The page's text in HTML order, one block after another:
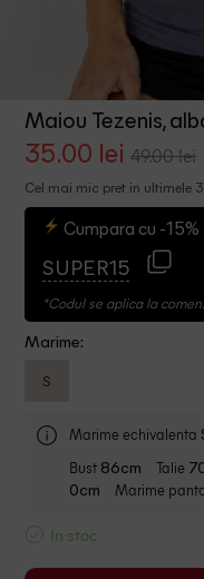
Maiou Tezenis,
35.00 lei 49.00 lei
Cel mai mic pret in ultimele
Cumpara cu -
SUPER15
*Codul se aplica la
Marime:
S
Marime echivalenta
Bust 86cm Talie
0cm Marime
In stoc